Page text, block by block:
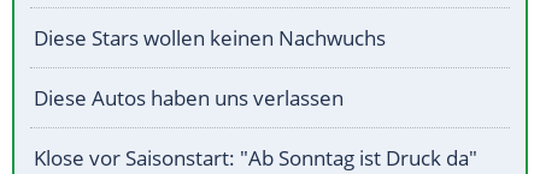
Diese Stars wollen keinen Nachwuchs
Diese Autos haben uns verlassen
Klose vor Saisonstart: "Ab Sonntag ist Druck da"